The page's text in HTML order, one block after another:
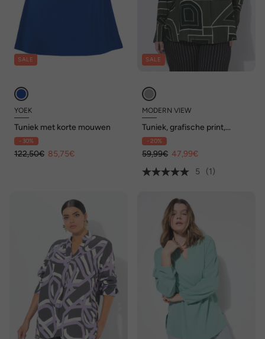
SALE
YOEK
Tuniek met korte mouwen
- 30%
122,50€ 85,75€
SALE
MODERN VIEW
Tuniek, grafische print,
opstaande kraag, lange
mouwen
- 20%
59,99€ 47,99€
5
(1)